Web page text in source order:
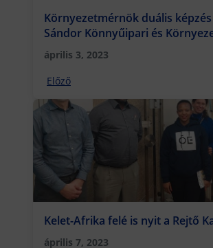
Környezetmérnök duális képzés
Sándor Könnyűipari és
Karon
április 3, 2023
Előző
Kelet-Afrika felé is nyit a Rejtő
április 7, 2023